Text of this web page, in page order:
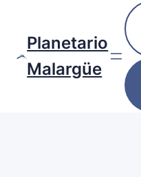
Planetario
Malargüe